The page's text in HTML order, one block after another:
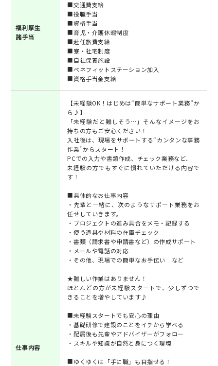
福利厚生
諸手当
■交通費支給
■役職手当
■資格手当
■育児・介護休暇制度
■赴任旅費支給
■寮・社宅制度
■自社保養施設
■ベネフィットステーション加入
■資格手当金支給
仕事内容
【未経験OK！はじめは“簡単なサポート業務”か
ら♪】
「未経験だと難しそう…」そんなイメージをお
持ちの方もご安心ください！
入社後は、現場をサポートする“カンタンな事務
作業”からスタート！
PCでの入力や書類作成、チェック業務など、
未経験の方でもすぐに慣れていただける内容で
す！
■具体的なお仕事内容
・先輩と一緒に、次のようなサポート業務をお
任せしていきます。
・プロジェクトの進み具合をメモ・記録する
・使う道具や材料の在庫チェック
・書類（請求書や申請書など）の作成サポート
・メールや電話の対応
・その他、現場での簡単なお手伝い など
★難しい作業はありません！
ほとんどの方が未経験スタートで、少しずつで
きることを増やしています♪
■未経験スタートでも安心の理由
・基礎研修で建設のことをイチから学べる
・配属後も先輩やアドバイザーがフォロー
・スキルや知識が自然と身につく環境
■ゆくゆくは「手に職」も目指せる！